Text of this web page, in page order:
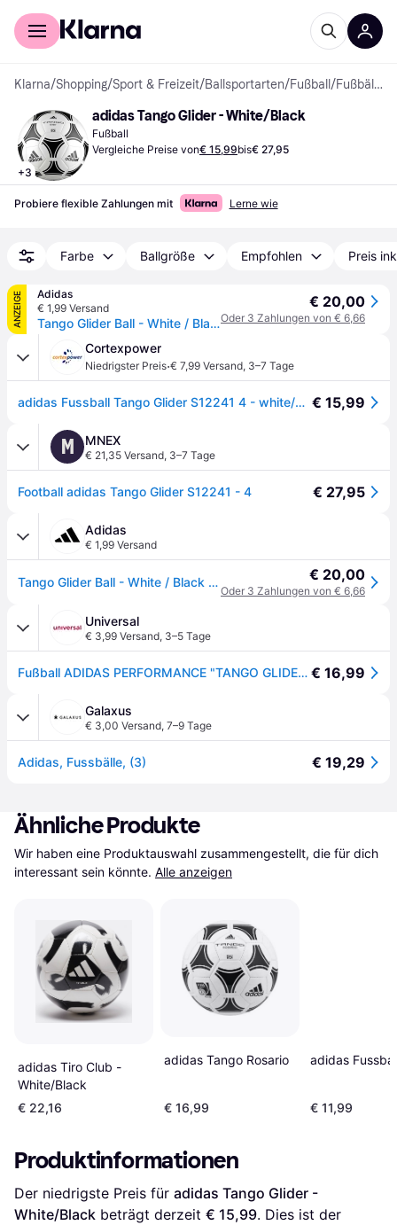
Für Shopper
Klarna/Shopping/Sport & Freizeit/Ballsportarten/Fußball / Fußbälle
+3
adidas Tango Glider - White/Black
Fußball
Vergleiche Preise von€ 15,99bis€ 27,95
Probiere flexible Zahlungen mit Lerne wie
Farbe Ballgröße Empfohlen Preis
ANZEIGE
Adidas
€ 1,99 Versand
Tango Glider Ball - White / Black - 5
€ 20,00
Oder 3 Zahlungen von € 6,66
Cortexpower
Niedrigster Preis·€ 7,99 Versand, 3–7 Tage
adidas Fussball Tango Glider S12241 4 - white/black - 4 € 15,99
M MNEX
€ 21,35 Versand, 3–7 Tage
Football adidas Tango Glider S12241 - 4 € 27,95
Adidas
€ 1,99 Versand
Tango Glider Ball - White / Black - 5 € 20,00
Oder 3 Zahlungen von € 6,66
Universal
€ 3,99 Versand, 3–5 Tage
Fußball ADIDAS PERFORMANCE "TANGO GLIDER BALL" Gr. 5, schwarz-weiß (weiß, schwarz), Bälle, Herren, 5, 0,4 g, Synthetik, Fußball, B:31,4cm H:11,2cm T:21,2cm € 16,99
Galaxus
€ 3,00 Versand, 7–9 Tage
Adidas, Fussbälle, (3) € 19,29
Ähnliche Produkte
Wir haben eine Produktauswahl zusammengestellt, die für dich
interessant sein könnte. Alle anzeigen
adidas Tiro Club -
White/Black
€ 22,16
adidas Tango Rosario
€ 16,99
adidas
€ 11,99
Produktinformationen
Der niedrigste Preis für adidas Tango Glider -
White/Black beträgt derzeit € 15,99. Dies ist der